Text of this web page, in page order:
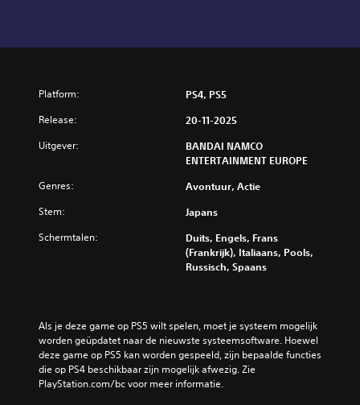
Platform: PS4, PS5
Release: 20-11-2025
Uitgever:
BANDAI NAMCO
ENTERTAINMENT EUROPE
Genres: Avontuur, Actie
Stem: Japans
Schermtalen:
Duits, Engels, Frans
(Frankrijk), Italiaans, Pools,
Russisch, Spaans
Als je deze game op PS5 wilt spelen, moet je systeem mogelijk
worden geüpdatet naar de nieuwste systeemsoftware. Hoewel
deze game op PS5 kan worden gespeeld, zijn bepaalde functies
die op PS4 beschikbaar zijn mogelijk afwezig. Zie
PlayStation.com/bc voor meer informatie.